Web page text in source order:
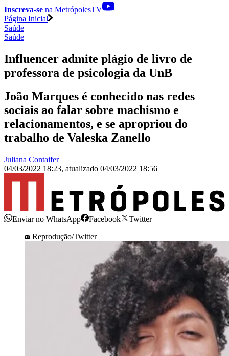
Inscreva-se na MetrópolesTV
Página Inicial
Saúde
Saúde
Influencer admite plágio de livro de
professora de psicologia da UnB
João Marques é conhecido nas redes
sociais ao falar sobre machismo e
relacionamentos, e se apropriou do
trabalho de Valeska Zanello
Juliana Contaifer
04/03/2022 18:23, atualizado 04/03/2022 18:56
Enviar no WhatsApp Facebook
Twitter
Reprodução/Twitter